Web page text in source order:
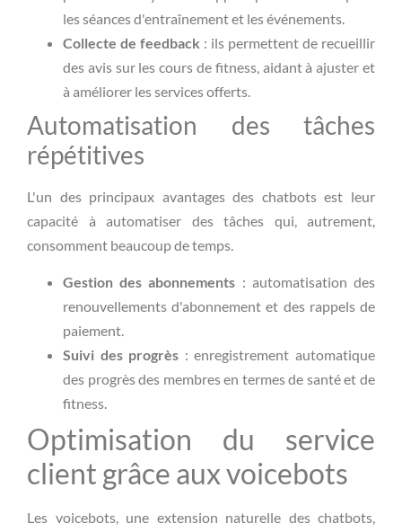
les séances d'entraînement et les événements.
Collecte de feedback : ils permettent de recueillir
des avis sur les cours de fitness, aidant à ajuster et
à améliorer les services offerts.
Automatisation des tâches
répétitives
L'un des principaux avantages des chatbots est leur
capacité à automatiser des tâches qui, autrement,
consomment beaucoup de temps.
Gestion des abonnements : automatisation des
renouvellements d'abonnement et des rappels de
paiement.
Suivi des progrès : enregistrement automatique
des progrès des membres en termes de santé et de
fitness.
Optimisation du service
client grâce aux voicebots
Les voicebots, une extension naturelle des chatbots,